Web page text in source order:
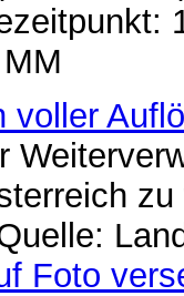
voller
Foto